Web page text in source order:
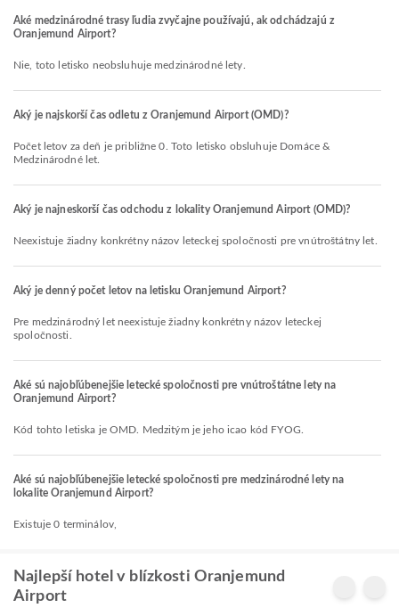
Aké medzinárodné trasy ľudia zvyčajne používajú, ak odchádzajú z
Oranjemund Airport?
Nie, toto letisko neobsluhuje medzinárodné lety.
Aký je najskorší čas odletu z Oranjemund Airport (OMD)?
Počet letov za deň je približne 0. Toto letisko obsluhuje Domáce &
Medzinárodné let.
Aký je najneskorší čas odchodu z lokality Oranjemund Airport (OMD)?
Neexistuje žiadny konkrétny názov leteckej spoločnosti pre vnútroštátny let.
Aký je denný počet letov na letisku Oranjemund Airport?
Pre medzinárodný let neexistuje žiadny konkrétny názov leteckej
spoločnosti.
Aké sú najobľúbenejšie letecké spoločnosti pre vnútroštátne lety na
Oranjemund Airport?
Kód tohto letiska je OMD. Medzitým je jeho icao kód FYOG.
Aké sú najobľúbenejšie letecké spoločnosti pre medzinárodné lety na
lokalite Oranjemund Airport?
Existuje 0 terminálov,
Najlepší hotel v blízkosti Oranjemund
Airport